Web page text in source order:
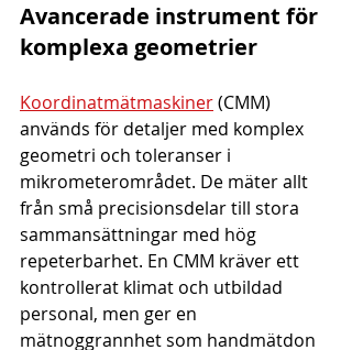
Avancerade instrument för
komplexa geometrier
Koordinatmätmaskiner (CMM)
används för detaljer med komplex
geometri och toleranser i
mikrometerområdet. De mäter allt
från små precisionsdelar till stora
sammansättningar med hög
repeterbarhet. En CMM kräver ett
kontrollerat klimat och utbildad
personal, men ger en
mätnoggrannhet som handmätdon